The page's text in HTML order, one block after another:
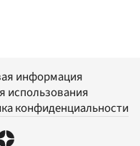
информация
использования
конфиденциальности